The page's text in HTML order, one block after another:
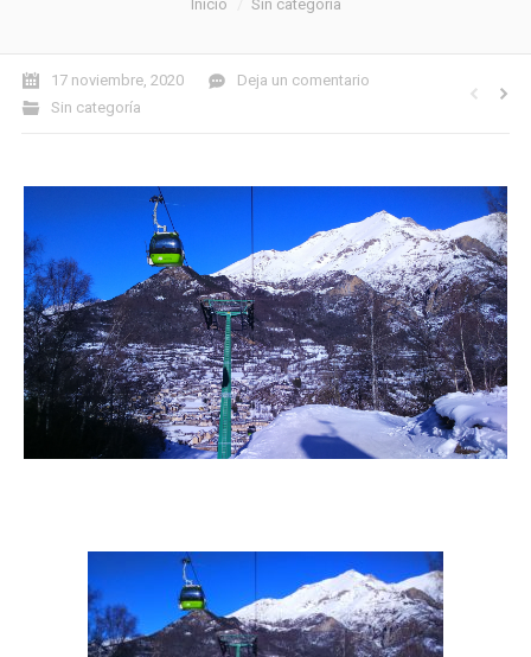
PENSIÓN PANTICOSA
CONTACTO
Inicio Sin categoría
17 noviembre, 2020
Deja un comentario
Sin categoría